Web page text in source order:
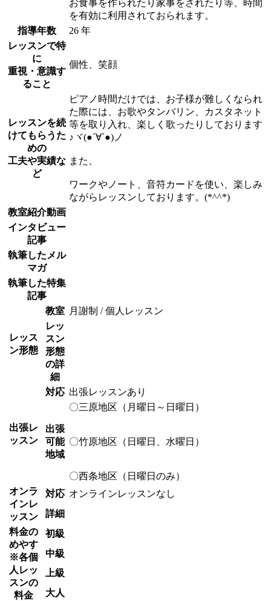
お食事を作られたり家事をされたり等、時間
を有効に利用されておられます。
指導年数
26 年
レッスンで特
に
重視・意識す
ること
個性、笑顔
レッスンを続
けてもらうた
めの
工夫や実績な
ど
ピアノ時間だけでは、お子様が難しくなられ
た際には、お歌やタンバリン、カスタネット
等を取り入れ、楽しく歌ったりしております
♪ヾ(●´∀`●)ノ
また、
ワークやノート、音符カードを使い、楽しみ
ながらレッスンしております。(*^^*)
教室紹介動画
インタビュー
記事
執筆したメル
マガ
執筆した特集
記事
レッス
ン形態
教室
月謝制 / 個人レッスン
レッ
スン
形態
の詳
細
出張レ
ッスン
対応 出張レッスンあり
出張
可能
地域
〇三原地区（月曜日～日曜日）
〇竹原地区（日曜日、水曜日）
〇西条地区（日曜日のみ）
オンラ
インレ
ッスン
対応 オンラインレッスンなし
詳細
料金の
めやす
※各個
人レッ
スンの
料金
初級
中級
上級
大人